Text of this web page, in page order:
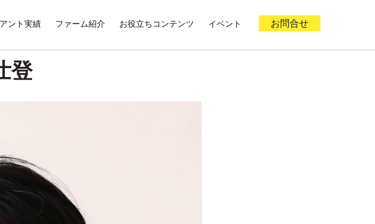
ント実績 ファーム紹介 お役立ちコンテンツ イベント お問合せ
登